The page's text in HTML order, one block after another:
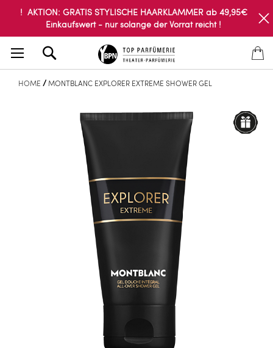
! AKTION: GRATIS STYLISCHE HAARKLAMMER ab 49,95€
Einkaufswert - nur solange der Vorrat reicht !
HOME MONTBLANC EXPLORER EXTREME SHOWER GEL